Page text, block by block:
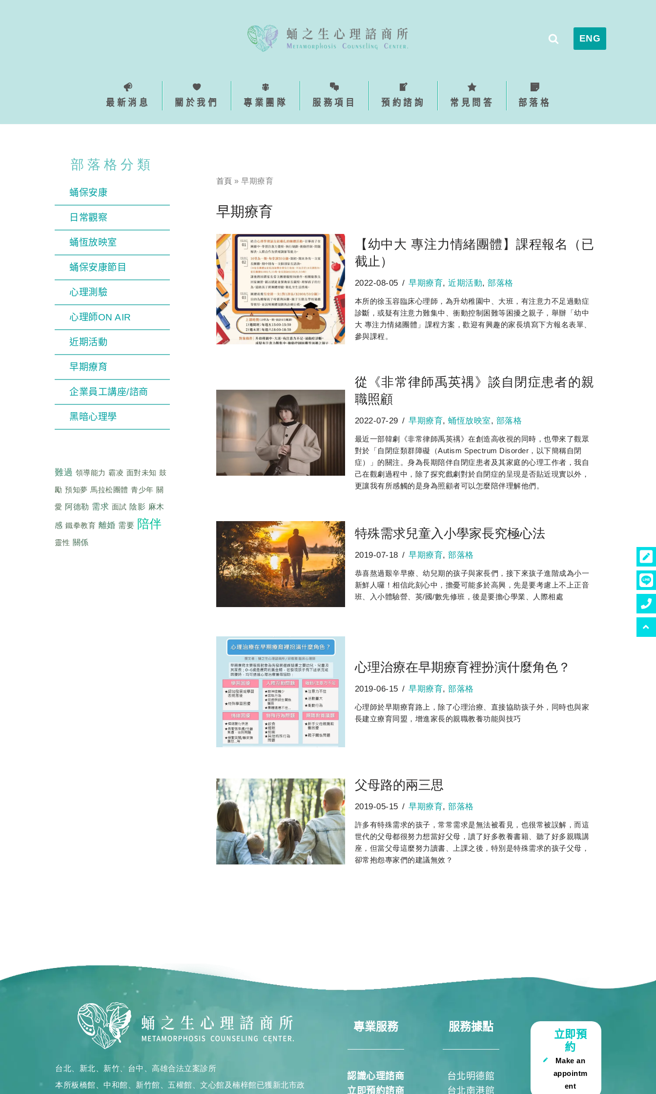
ENG
最新消息 關於我們 專業團隊 服務項目 預約諮詢 常見問答 部落格
部落格分類
蛹保安康
日常觀察
蛹恆放映室
蛹保安康節目
心理測驗
心理師ON AIR
近期活動
早期療育
企業員工講座/諮商
黑暗心理學
難過 領導能力 霸凌 面對未知 鼓
勵 預知夢 馬拉松團體 青少年 關
愛 阿德勒 需求 面試 陰影 麻木
感 鐵拳教育 離婚 需要 陪伴
靈性 關係
首頁 »早期療育
早期療育
【幼中大 專注力情緒團體】課程報名（已
截止）
2022-08-05 早期療育,近期活動,部落格
本所的徐玉容臨床心理師，為升幼稚園中、大班，有注意力不足過動症
診斷，或疑有注意力難集中、衝動控制困難等困擾之親子，舉辦「幼中
大 專注力情緒團體」課程方案，歡迎有興趣的家長填寫下方報名表單、
參與課程。
從《非常律師禹英禑》談自閉症患者的親
職照顧
2022-07-29 早期療育,蛹恆放映室, 部落格
最近一部韓劇《非常律師禹英禑》在創造高收視的同時，也帶來了觀眾
對於「自閉症類群障礙（Autism Spectrum Disorder，以下簡稱自閉
症）」的關注。身為長期陪伴自閉症患者及其家庭的心理工作者，我自
己在觀劇過程中，除了探究戲劇對於自閉症的呈現是否貼近現實以外，
更讓我有所感觸的是身為照顧者可以怎麼陪伴理解他們。
特殊需求兒童入小學家長究極心法
2019-07-18 早期療育,部落格
恭喜熬過艱辛早療、幼兒期的孩子與家長們，接下來孩子進階成為小一
新鮮人囉！相信此刻心中，擔憂可能多於高興，先是要考慮上不上正音
班、入小體驗營、英/國/數先修班，後是要擔心學業、人際相處
心理治療在早期療育裡扮演什麼角色？
2019-06-15 早期療育,部落格
心理師於早期療育路上，除了心理治療、直接協助孩子外，同時也與家
長建立療育同盟，增進家長的親職教養功能與技巧
父母路的兩三思
2019-05-15 早期療育,部落格
許多有特殊需求的孩子，常常需求是無法被看見，也很常被誤解，而這
世代的父母都很努力想當好父母，讀了好多教養書籍、聽了好多親職講
座，但當父母這麼努力讀書、上課之後，特別是特殊需求的孩子父母，
卻常抱怨專家們的建議無效？
台北、新北、新竹、台中、高雄合法立案診所
本所板橋館、中和館、新竹館、五權館、文心館及楠梓館已獲新北市政
專業服務
認識心理諮商
立即預約諮商
服務據點
台北明德館
台北南港館
立即預
約
Make an
appointm
ent